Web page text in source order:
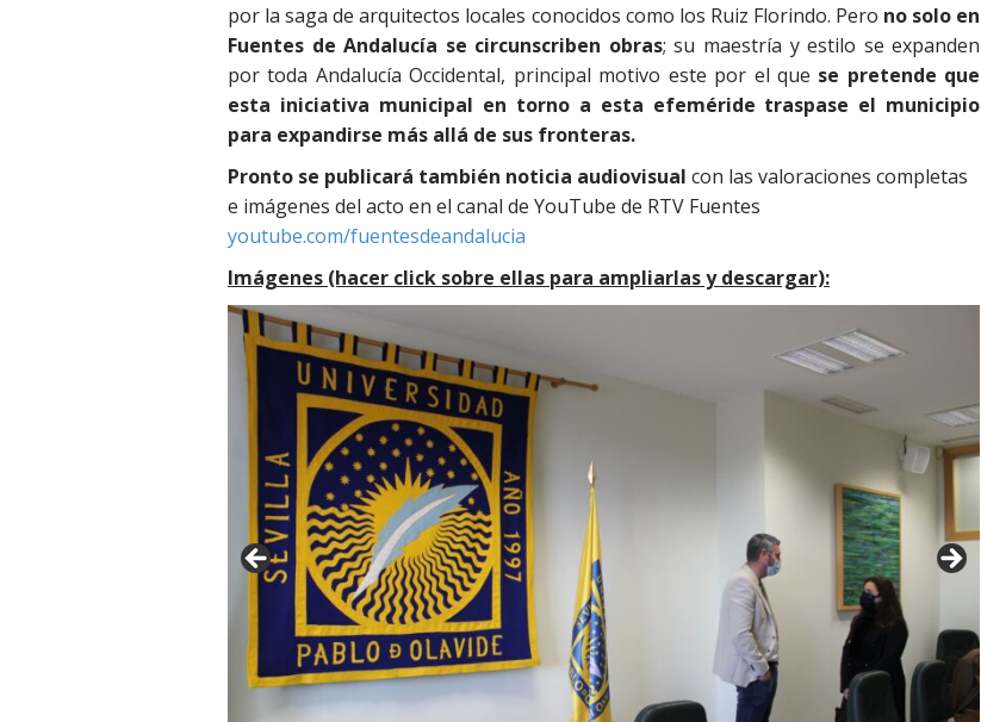
por la saga de arquitectos locales conocidos como los Ruiz Florindo. Pero no solo en
Fuentes de Andalucía se circunscriben obras; su maestría y estilo se expanden
por toda Andalucía Occidental, principal motivo este por el que se pretende que
esta iniciativa municipal en torno a esta efeméride traspase el municipio
para expandirse más allá de sus fronteras.
Pronto se publicará también noticia audiovisual con las valoraciones completas
e imágenes del acto en el canal de YouTube de RTV Fuentes
youtube.com/fuentesdeandalucia
Imágenes (hacer click sobre ellas para ampliarlas y descargar):